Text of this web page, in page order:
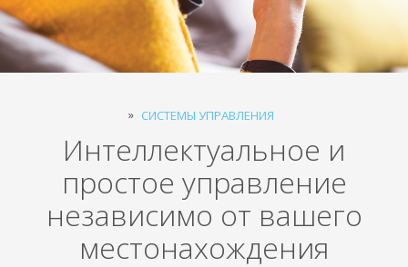
СИСТЕМЫ УПРАВЛЕНИЯ
Интеллектуальное и
простое управление
независимо от вашего
местонахождения